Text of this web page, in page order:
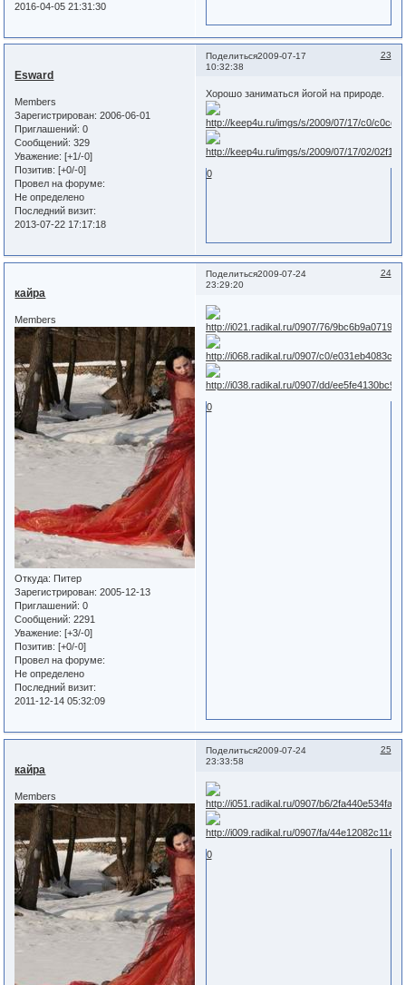
2016-04-05 21:31:30
Поделиться 23
2009-07-17
10:32:38
Esward
Members
Зарегистрирован: 2006-06-01
Приглашений: 0
Сообщений: 329
Уважение: [+1/-0]
Позитив: [+0/-0]
Провел на форуме:
Не определено
Последний визит:
2013-07-22 17:17:18
Хорошо заниматься йогой на природе.
0
Поделиться 24
2009-07-24
23:29:20
кайра
Members
Откуда: Питер
Зарегистрирован: 2005-12-13
Приглашений: 0
Сообщений: 2291
Уважение: [+3/-0]
Позитив: [+0/-0]
Провел на форуме:
Не определено
Последний визит:
2011-12-14 05:32:09
0
Поделиться 25
2009-07-24
23:33:58
кайра
Members
0